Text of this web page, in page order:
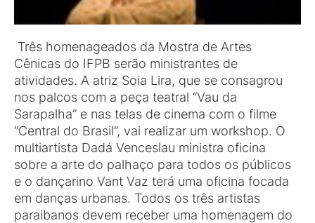
Três homenageados da Mostra de Artes
Cênicas do IFPB serão ministrantes de
atividades. A atriz Soia Lira, que se consagrou
nos palcos com a peça teatral “Vau da
Sarapalha” e nas telas de cinema com o filme
“Central do Brasil”, vai realizar um workshop. O
multiartista Dadá Venceslau ministra oficina
sobre a arte do palhaço para todos os públicos
e o dançarino Vant Vaz terá uma oficina focada
em danças urbanas. Todos os três artistas
paraibanos devem receber uma homenagem do